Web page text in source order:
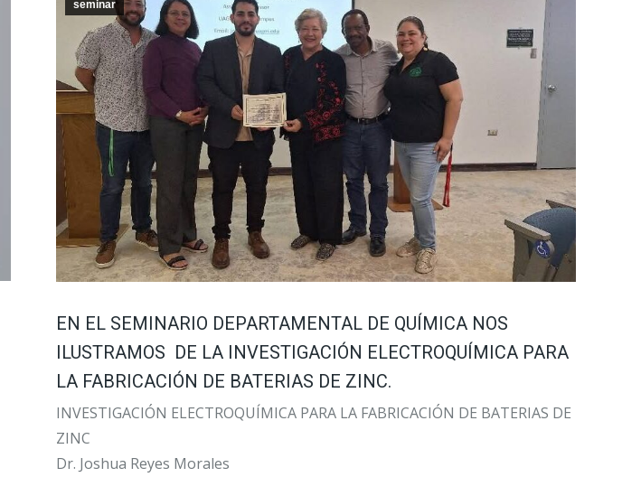
seminar
EN EL SEMINARIO DEPARTAMENTAL DE QUÍMICA NOS
ILUSTRAMOS DE LA INVESTIGACIÓN ELECTROQUÍMICA PARA
LA FABRICACIÓN DE BATERIAS DE ZINC.
INVESTIGACIÓN ELECTROQUÍMICA PARA LA FABRICACIÓN DE BATERIAS DE
ZINC
Dr. Joshua Reyes Morales